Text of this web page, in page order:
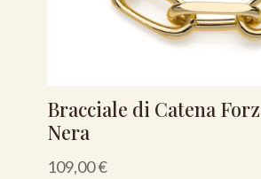
Bracciale di Catena
Nera
109,00€